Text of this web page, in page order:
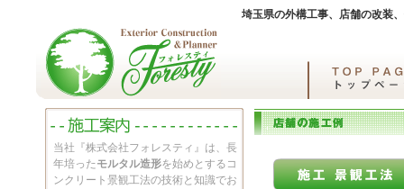
埼玉県の外構工事、店舗の改装
当社『株式会社フォレスティ』は、長
年培ったモルタル造形を始めとするコ
ンクリート景観工法の技術と知識でお